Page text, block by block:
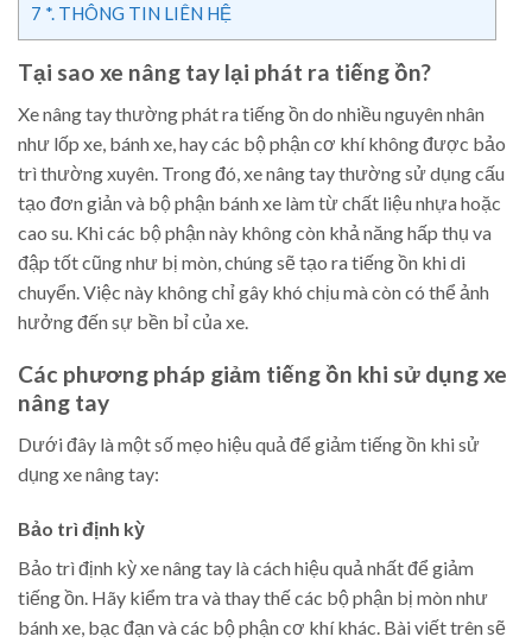
7 *. THÔNG TIN LIÊN HỆ
Tại sao xe nâng tay lại phát ra tiếng ồn?
Xe nâng tay thường phát ra tiếng ồn do nhiều nguyên nhân
như lốp xe, bánh xe, hay các bộ phận cơ khí không được bảo
trì thường xuyên. Trong đó, xe nâng tay thường sử dụng cấu
tạo đơn giản và bộ phận bánh xe làm từ chất liệu nhựa hoặc
cao su. Khi các bộ phận này không còn khả năng hấp thụ va
đập tốt cũng như bị mòn, chúng sẽ tạo ra tiếng ồn khi di
chuyển. Việc này không chỉ gây khó chịu mà còn có thể ảnh
hưởng đến sự bền bỉ của xe.
Các phương pháp giảm tiếng ồn khi sử dụng xe
nâng tay
Dưới đây là một số mẹo hiệu quả để giảm tiếng ồn khi sử
dụng xe nâng tay:
Bảo trì định kỳ
Bảo trì định kỳ xe nâng tay là cách hiệu quả nhất để giảm
tiếng ồn. Hãy kiểm tra và thay thế các bộ phận bị mòn như
bánh xe, bạc đạn và các bộ phận cơ khí khác. Bài viết trên sẽ